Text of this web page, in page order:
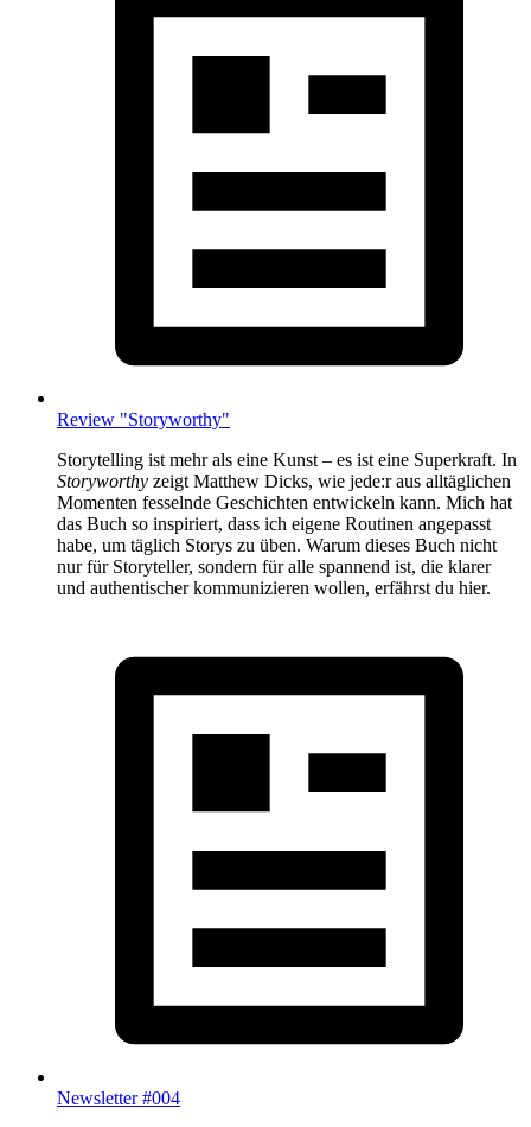
Review "Storyworthy"
Storytelling ist mehr als eine Kunst – es ist eine Superkraft. In
Storyworthy zeigt Matthew Dicks, wie jede:r aus alltäglichen
Momenten fesselnde Geschichten entwickeln kann. Mich hat
das Buch so inspiriert, dass ich eigene Routinen angepasst
habe, um täglich Storys zu üben. Warum dieses Buch nicht
nur für Storyteller, sondern für alle spannend ist, die klarer
und authentischer kommunizieren wollen, erfährst du hier.
Newsletter #004